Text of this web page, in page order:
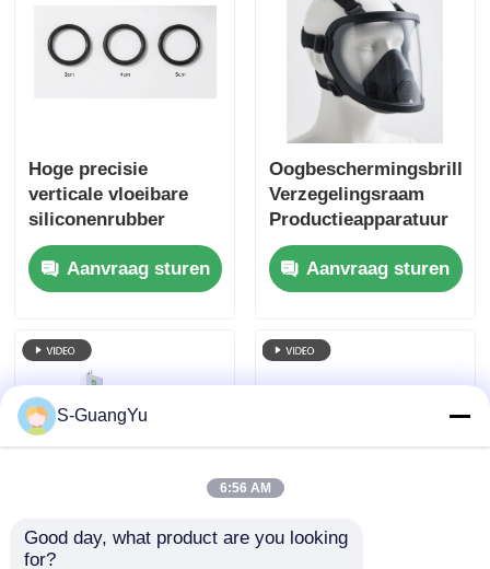
Hoge precisie
verticale vloeibare
siliconenrubber
machine O-ringen
voor verticale LSR-
machine
Aanvraag sturen
Oogbeschermingsbrillen
Verzegelingsraam
Productieapparatuur
Vloeibare siliconen
Aanvraag sturen
Nieuwe energie
Vloeibare siliconen
S-GuangYu
6:56 AM
Good day, what product are you looking
for?